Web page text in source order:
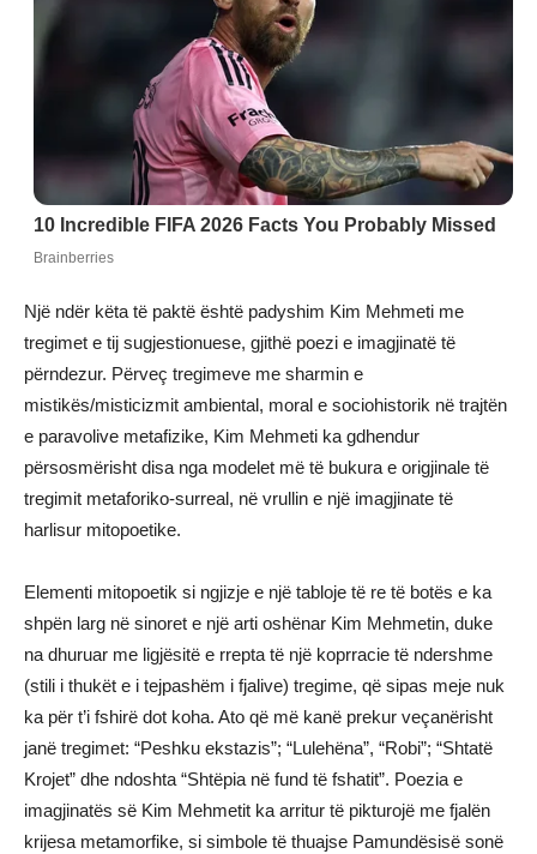
Një ndër këta të paktë është padyshim Kim Mehmeti me
tregimet e tij sugjestionuese, gjithë poezi e imagjinatë të
përndezur. Përveç tregimeve me sharmin e
mistikës/misticizmit ambiental, moral e sociohistorik në trajtën
e paravolive metafizike, Kim Mehmeti ka gdhendur
përsosmërisht disa nga modelet më të bukura e origjinale të
tregimit metaforiko-surreal, në vrullin e një imagjinate të
harlisur mitopoetike.
Elementi mitopoetik si ngjizje e një tabloje të re të botës e ka
shpën larg në sinoret e një arti oshënar Kim Mehmetin, duke
na dhuruar me ligjësitë e rrepta të një koprracie të ndershme
(stili i thukët e i tejpashëm i fjalive) tregime, që sipas meje nuk
ka për t’i fshirë dot koha. Ato që më kanë prekur veçanërisht
janë tregimet: “Peshku ekstazis”; “Lulehëna”, “Robi”; “Shtatë
Krojet” dhe ndoshta “Shtëpia në fund të fshatit”. Poezia e
imagjinatës së Kim Mehmetit ka arritur të pikturojë me fjalën
krijesa metamorfike, si simbole të thuajse Pamundësisë sonë